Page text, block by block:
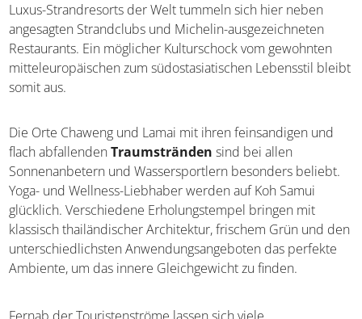
Einige der besten Luxus-Strandresorts der Welt tummeln
sich hier neben angesagten Strandclubs und Michelin-
ausgezeichneten Restaurants. Ein möglicher Kulturschock
vom gewohnten mitteleuropäischen zum
südostasiatischen Lebensstil bleibt somit aus.
Die Orte Chaweng und Lamai mit ihren feinsandigen und
flach abfallendenTraumstränden sind bei allen
Sonnenanbetern und Wassersportlern besonders beliebt.
Yoga- und Wellness-Liebhaber werden auf Koh Samui
glücklich. Verschiedene Erholungstempel bringen mit
klassisch thailändischer Architektur, frischem Grün und
den unterschiedlichsten Anwendungsangeboten das
perfekte Ambiente, um das innere Gleichgewicht zu